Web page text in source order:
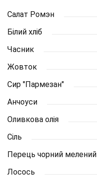
Салат Ромэн
Білий хліб
Часник
Жовток
Сир "Пармезан"
Анчоуси
Оливкова олія
Сіль
Перець чорний мелений
Лосось